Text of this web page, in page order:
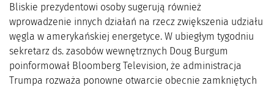
Bliskie prezydentowi osoby sugerują również
wprowadzenie innych działań na rzecz zwiększenia udziału
węgla w amerykańskiej energetyce. W ubiegłym tygodniu
sekretarz ds. zasobów wewnętrznych Doug Burgum
poinformował Bloomberg Television, że administracja
Trumpa rozważa ponowne otwarcie obecnie zamkniętych